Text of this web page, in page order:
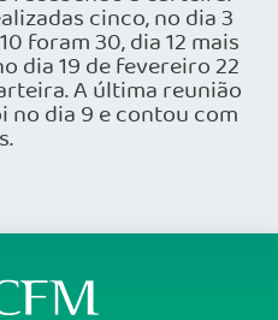
cinco, no dia 3
foram 30, dia 12 mais
dia 19 de fevereiro 22
A última reunião
no dia 9 e contou com